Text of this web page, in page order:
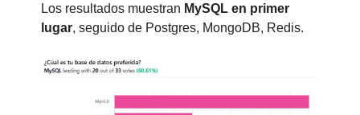
Los resultados muestran MySQL en primer
lugar, seguido de Postgres, MongoDB, Redis.